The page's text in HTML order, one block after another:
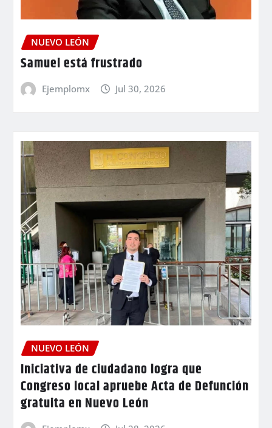
NUEVO LEÓN
Samuel está frustrado
Ejemplomx Jul 30, 2026
NUEVO LEÓN
Iniciativa de ciudadano logra que
Congreso local apruebe Acta de Defunción
gratuita en Nuevo León